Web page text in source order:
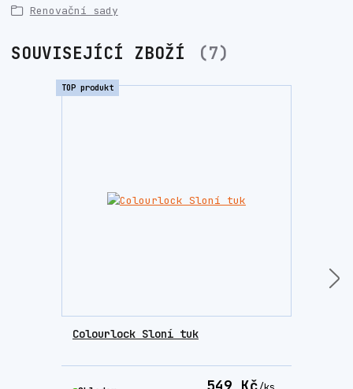
Renovační sady
SOUVISEJÍCÍ ZBOŽÍ 7
TOP produkt
Colourlock Sloní tuk
549 Kč